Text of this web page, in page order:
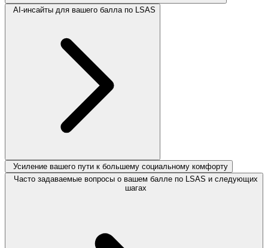
AI-инсайты для вашего балла по LSAS
Усиление вашего пути к большему социальному комфорту
Часто задаваемые вопросы о вашем балле по LSAS и следующих
шагах